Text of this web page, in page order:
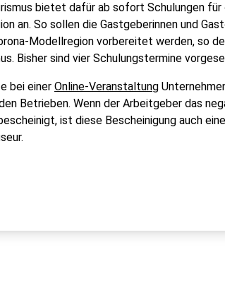
bietet dafür ab sofort Schulungen
an. So sollen die Gastgeberinnen und
Modellregion vorbereitet werden, so
Bisher sind vier Schulungstermine
bei einer Online-Veranstaltung
Betrieben. Wenn der Arbeitgeber das
ist diese Bescheinigung auch eine